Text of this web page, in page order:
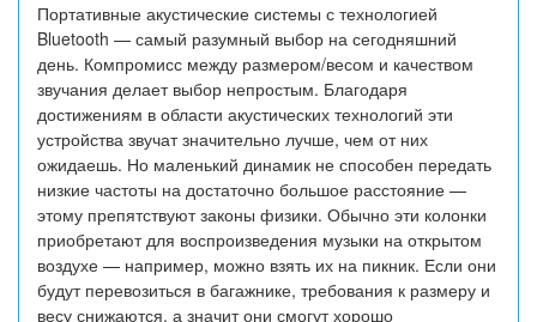
Портативные акустические системы с технологией
Bluetooth — самый разумный выбор на сегодняшний
день. Компромисс между размером/весом и качеством
звучания делает выбор непростым. Благодаря
достижениям в области акустических технологий эти
устройства звучат значительно лучше, чем от них
ожидаешь. Но маленький динамик не способен передать
низкие частоты на достаточно большое расстояние —
этому препятствуют законы физики. Обычно эти колонки
приобретают для воспроизведения музыки на открытом
воздухе — например, можно взять их на пикник. Если они
будут перевозиться в багажнике, требования к размеру и
весу снижаются, а значит они смогут хорошо